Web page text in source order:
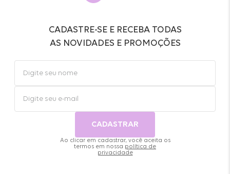
CADASTRE-SE E RECEBA TODAS
AS NOVIDADES E PROMOÇÕES
CADASTRAR
Ao clicar em cadastrar, você aceita os
termos em nossa política de
privacidade